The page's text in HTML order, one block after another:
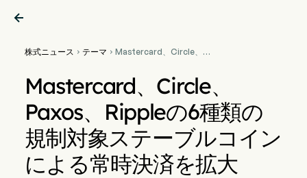

株式ニュース  テーマ  Mastercard、Circle、
る常時決済を拡大
Mastercard、Circle、
Paxos、Rippleの6種類の
規制対象ステーブルコイン
による常時決済を拡大